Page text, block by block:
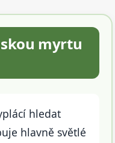
myrtu
hledat
hlavně světlé